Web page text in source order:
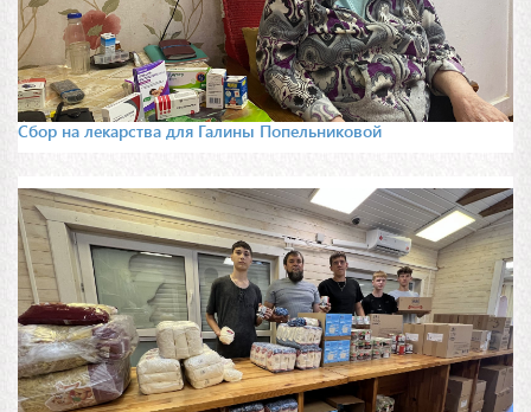
Сбор на лекарства для Галины Попельниковой